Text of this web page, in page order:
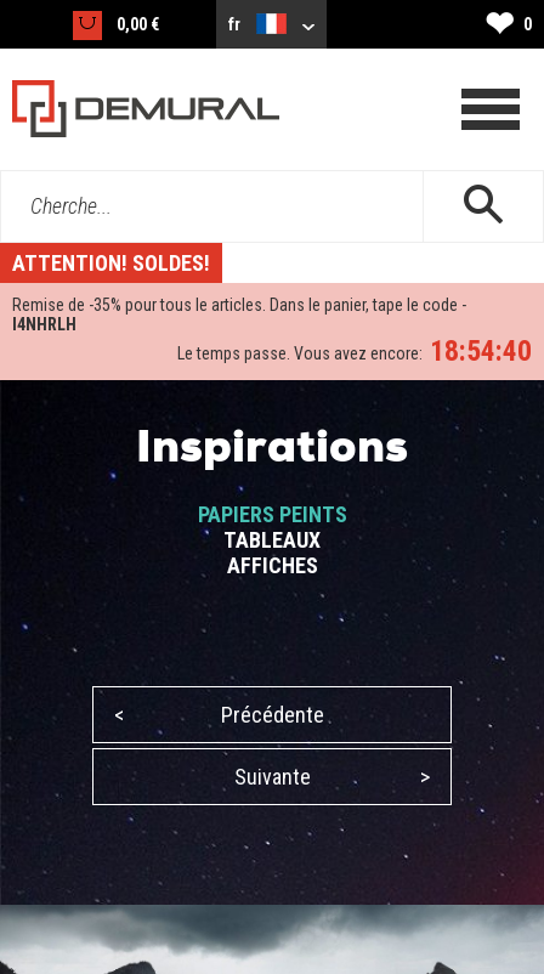
0,00 € fr ❤ 0
Cherche...
ATTENTION! SOLDES!
Remise de -35% pour tous le articles. Dans le panier, tape le code -
I4NHRLH
18:54:39
Le temps passe. Vous avez encore:
Inspirations
PAPIERS PEINTS
TABLEAUX
AFFICHES
< Précédente
Suivante >